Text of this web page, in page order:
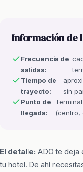
Información de
Frecuencia de
salidas:
Tiempo de
trayecto:
sin
Punto de
llegada:
(centro,
El detalle: ADO te deja
tu hotel. De ahí